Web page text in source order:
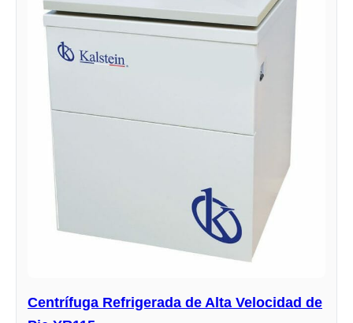
Centrífuga Refrigerada de Alta Velocidad de